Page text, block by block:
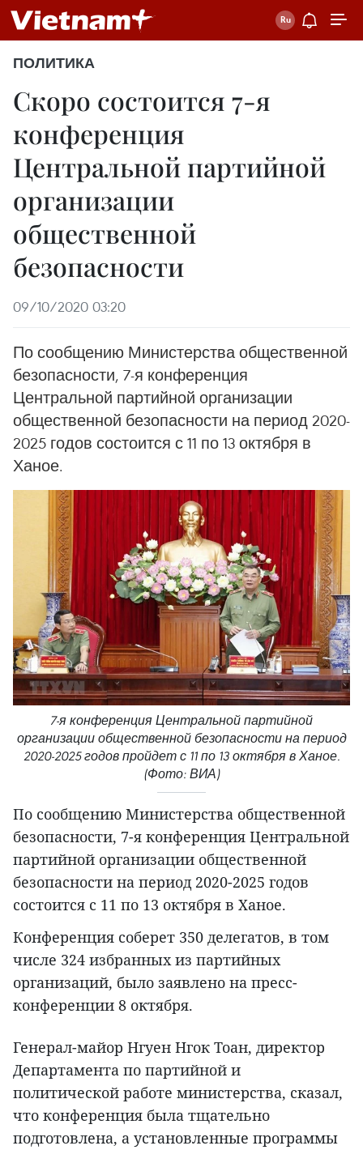
ПОЛИТИКА
Скоро состоится 7-я
конференция
Центральной партийной
организации
общественной
безопасности
09/10/2020 03:20
По сообщению Министерства общественной
безопасности, 7-я конференция
Центральной партийной организации
общественной безопасности на период 2020-
2025 годов состоится с 11 по 13 октября в
Ханое.
7-я конференция Центральной партийной
организации общественной безопасности на период
2020-2025 годов пройдет с 11 по 13 октября в Ханое.
(Фото: ВИА)
По сообщению Министерства общественной
безопасности, 7-я конференция Центральной
партийной организации общественной
безопасности на период 2020-2025 годов
состоится с 11 по 13 октября в Ханое.
Конференция соберет 350 делегатов, в том
числе 324 избранных из партийных
организаций, было заявлено на пресс-
конференции 8 октября.
Генерал-майор Нгуен Нгок Тоан, директор
Департамента по партийной и
политической работе министерства, сказал,
что конференция была тщательно
подготовлена, а установленные программы